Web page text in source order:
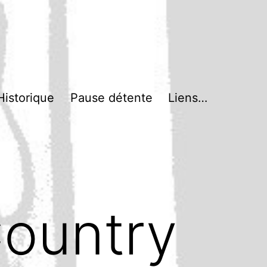
Pause détente Liens…